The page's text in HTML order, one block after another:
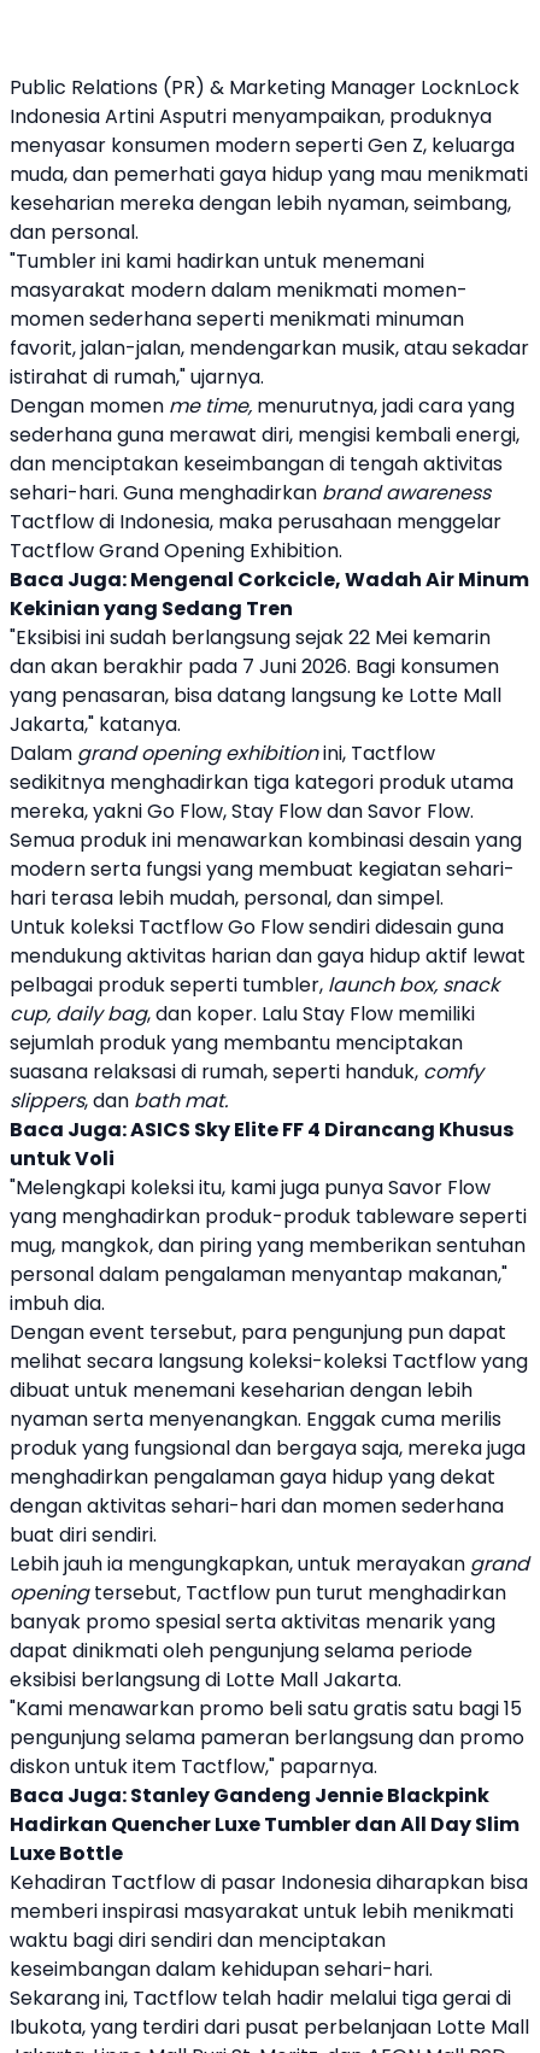
Public Relations (PR) & Marketing Manager LocknLock
Indonesia Artini Asputri menyampaikan, produknya
menyasar konsumen modern seperti Gen Z, keluarga
muda, dan pemerhati gaya hidup yang mau menikmati
keseharian mereka dengan lebih nyaman, seimbang,
dan personal.
"Tumbler ini kami hadirkan untuk menemani
masyarakat modern dalam menikmati momen-
momen sederhana seperti menikmati minuman
favorit, jalan-jalan, mendengarkan musik, atau sekadar
istirahat di rumah," ujarnya.
Dengan momen me time, menurutnya, jadi cara yang
sederhana guna merawat diri, mengisi kembali energi,
dan menciptakan keseimbangan di tengah aktivitas
sehari-hari. Guna menghadirkan brand awareness
Tactflowdi Indonesia, maka perusahaan menggelar
TactflowGrand Opening Exhibition.
Baca Juga:Mengenal Corkcicle, Wadah Air Minum
Kekinian yang Sedang Tren
"Eksibisi ini sudah berlangsung sejak 22 Mei kemarin
dan akan berakhir pada 7 Juni 2026. Bagi konsumen
yang penasaran, bisa datang langsung ke Lotte Mall
Jakarta," katanya.
Dalam grand opening exhibitionini, Tactflow
sedikitnya menghadirkan tiga kategori produk utama
mereka, yakni Go Flow, Stay Flow dan Savor Flow.
Semua produk ini menawarkan kombinasi desain yang
modern serta fungsi yang membuat kegiatan sehari-
hari terasa lebih mudah, personal, dan simpel.
Untuk koleksi TactflowGo Flow sendiri didesain guna
mendukung aktivitas harian dan gaya hidup aktif lewat
pelbagai produk seperti tumbler, launch box, snack
cup, daily bag, dan koper. Lalu Stay Flow memiliki
sejumlah produk yang membantu menciptakan
suasana relaksasi di rumah, seperti handuk, comfy
slippers, dan bath mat.
Baca Juga:ASICS Sky Elite FF 4 Dirancang Khusus
untuk Voli
"Melengkapi koleksi itu, kami juga punya Savor Flow
yang menghadirkan produk-produk tableware seperti
mug, mangkok, dan piring yang memberikan sentuhan
personal dalam pengalaman menyantap makanan,"
imbuh dia.
Dengan event tersebut, para pengunjung pun dapat
melihat secara langsung koleksi-koleksi Tactflowyang
dibuat untuk menemani keseharian dengan lebih
nyaman serta menyenangkan. Enggak cuma merilis
produk yang fungsional dan bergaya saja, mereka juga
menghadirkan pengalaman gaya hidup yang dekat
dengan aktivitas sehari-hari dan momen sederhana
buat diri sendiri.
Lebih jauh ia mengungkapkan, untuk merayakan grand
openingtersebut, Tactflow pun turut menghadirkan
banyak promo spesial serta aktivitas menarik yang
dapat dinikmati oleh pengunjung selama periode
eksibisi berlangsung di Lotte Mall Jakarta.
"Kami menawarkan promo beli satu gratis satu bagi 15
pengunjung selama pameran berlangsung dan promo
diskon untuk item Tactflow," paparnya.
Baca Juga:Stanley Gandeng Jennie Blackpink
Hadirkan Quencher Luxe Tumbler dan All Day Slim
Luxe Bottle
Kehadiran Tactflowdi pasar Indonesia diharapkan bisa
memberi inspirasi masyarakat untuk lebih menikmati
waktu bagi diri sendiri dan menciptakan
keseimbangan dalam kehidupan sehari-hari.
Sekarang ini, Tactflow telah hadir melalui tiga gerai di
Ibukota, yang terdiri dari pusat perbelanjaan Lotte Mall